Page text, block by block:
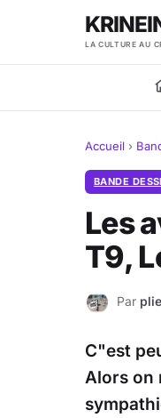
LA CULTURE AU
Accueil ›
BANDE
Les
T9,
P Par
C"est
Alors on